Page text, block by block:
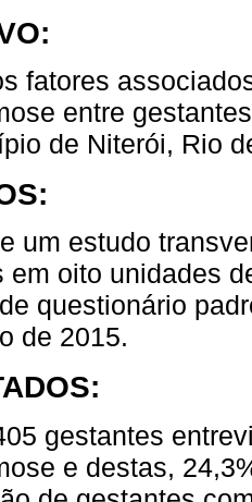
fatores
entre
de Niterói, Rio
um estudo
em oito unidades
questionário
de 2015.
gestantes
e destas,